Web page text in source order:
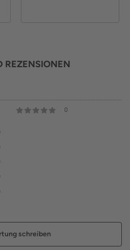
REZENSIONEN
0
schreiben